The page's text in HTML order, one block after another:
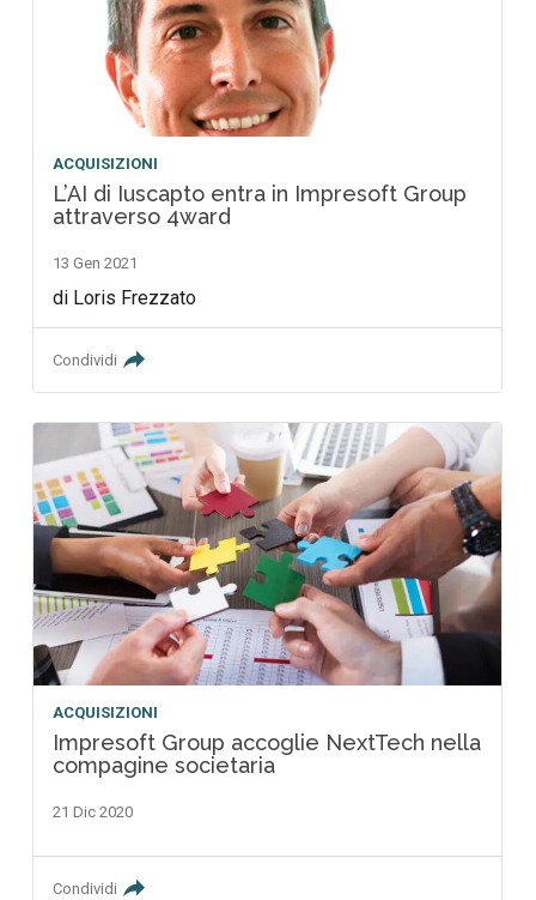
ACQUISIZIONI
L’AI di Iuscapto entra in Impresoft Group
attraverso 4ward
13 Gen 2021
di Loris Frezzato
Condividi
ACQUISIZIONI
Impresoft Group accoglie NextTech nella
compagine societaria
21 Dic 2020
Condividi